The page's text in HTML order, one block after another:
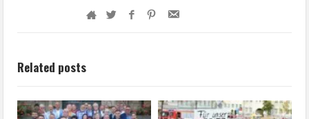
Related posts